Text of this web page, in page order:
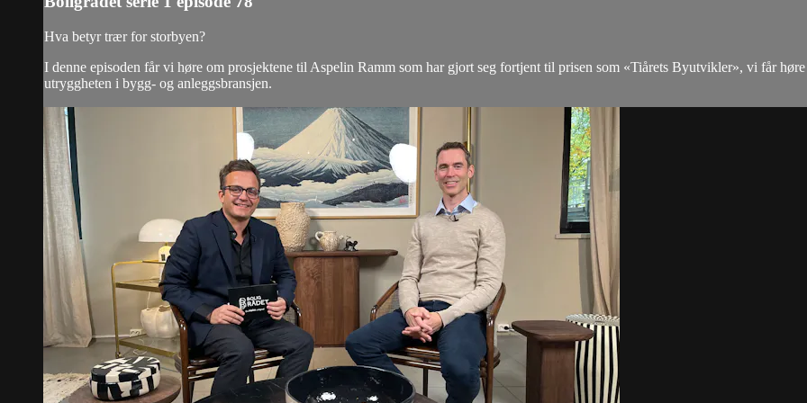
Hva betyr trær for storbyen?
I denne episoden får vi høre om prosjektene til Aspelin Ramm som har gjort seg fortjent til prisen som «Tiårets Byutvikler», vi får
utryggheten i bygg- og anleggsbransjen.